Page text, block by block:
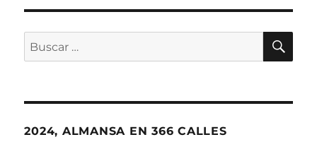
Buscar
por:
2024, ALMANSA EN 366 CALLES